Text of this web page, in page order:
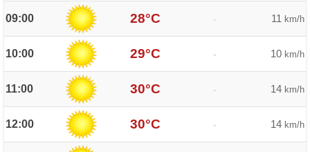
09:00 28°C - 11 km/h
10:00 29°C - 10 km/h
11:00 30°C - 14 km/h
12:00 30°C - 14 km/h